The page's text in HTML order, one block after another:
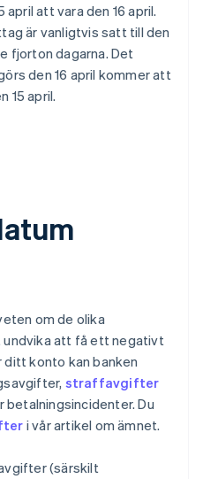
april att vara den 16 april.
är vanligtvis satt till den
fjorton dagarna. Det
den 16 april kommer att
15 april.
om de olika
att få ett negativt
ditt konto kan banken
straffavgifter
Du
i vår artikel om ämnet.
(särskilt